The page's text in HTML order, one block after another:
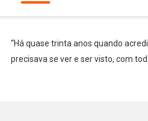
“Há quase trinta anos quando
precisava se ver e ser visto, com